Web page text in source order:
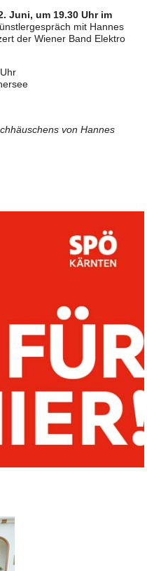
Juni, um 19.30 Uhr im
mit Hannes
der Wiener Band Elektro
von Hannes